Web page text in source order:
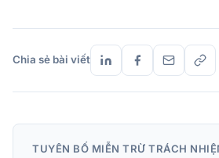
Chia sẻ bài viết
TUYÊN BỐ MIỄN TRỪ TRÁCH